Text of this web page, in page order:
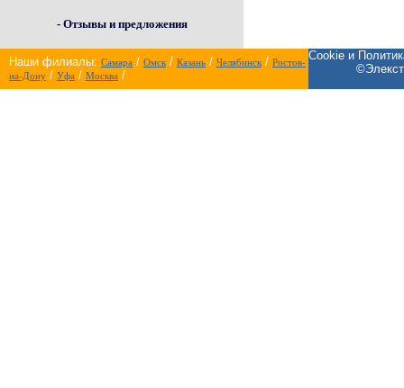
- Отзывы и предложения
Наши филиалы: Самара / Омск/ Казань / Челябинск/ Ростов-
на-Дону / Уфа / Москва /
Cookie и